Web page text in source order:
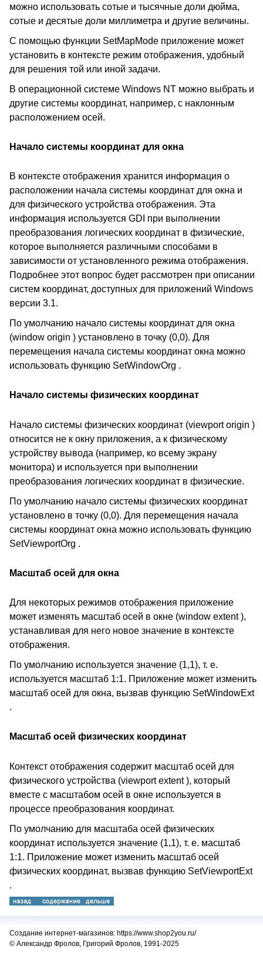
можно использовать сотые и тысячные доли дюйма,
сотые и десятые доли миллиметра и другие величины.
С помощью функции SetMapMode приложение может
установить в контексте режим отображения, удобный
для решения той или иной задачи.
В операционной системе Windows NT можно выбрать и
другие системы координат, например, с наклонным
расположением осей.
Начало системы координат для окна
В контексте отображения хранится информация о
расположении начала системы координат для окна и
для физического устройства отображения. Эта
информация используется GDI при выполнении
преобразования логических координат в физические,
которое выполняется различными способами в
зависимости от установленного режима отображения.
Подробнее этот вопрос будет рассмотрен при описании
систем координат, доступных для приложений Windows
версии 3.1.
По умолчанию начало системы координат для окна
(window origin ) установлено в точку (0,0). Для
перемещения начала системы координат окна можно
использовать функцию SetWindowOrg .
Начало системы физических координат
Начало системы физических координат (viewport origin )
относится не к окну приложения, а к физическому
устройству вывода (например, ко всему экрану
монитора) и используется при выполнении
преобразования логических координат в физические.
По умолчанию начало системы физических координат
установлено в точку (0,0). Для перемещения начала
системы координат окна можно использовать функцию
SetViewportOrg .
Масштаб осей для окна
Для некоторых режимов отображения приложение
может изменять масштаб осей в окне (window extent ),
устанавливая для него новое значение в контексте
отображения.
По умолчанию используется значение (1,1), т. е.
используется масштаб 1:1. Приложение может изменить
масштаб осей для окна, вызвав функцию SetWindowExt
.
Масштаб осей физических координат
Контекст отображения содержит масштаб осей для
физического устройства (viewport extent ), который
вместе с масштабом осей в окне используется в
процессе преобразования координат.
По умолчанию для масштаба осей физических
координат используется значение (1,1), т. е. масштаб
1:1. Приложение может изменить масштаб осей
физических координат, вызвав функцию SetViewportExt
.
Создание интернет-магазинов: https://www.shop2you.ru/
© Александр Фролов, Григорий Фролов, 1991-2025